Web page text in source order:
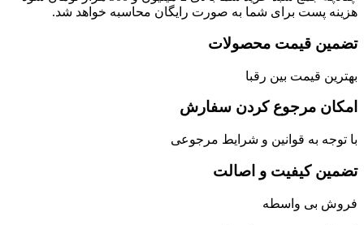
پست برای شما به صورت رایگان محاسبه خواهد شد.
قیمت محصولات
قیمت بین رقبا
مرجوع کردن سفارش
به قوانین و شرایط مرجوعی
کیفیت و اصالت
بی واسطه